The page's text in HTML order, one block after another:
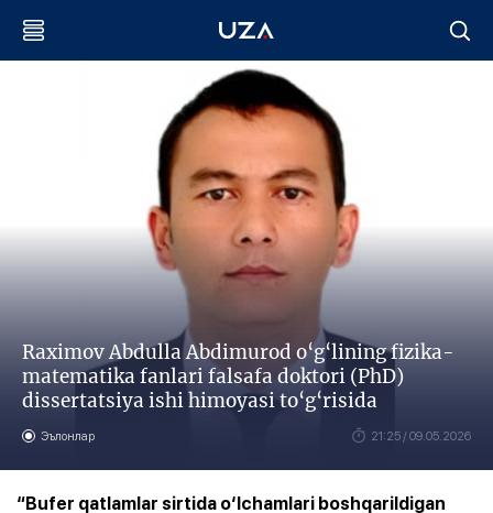
Raximov Abdulla Abdimurod o‘g‘lining fizika-
matematika fanlari falsafa doktori (PhD)
dissertatsiya ishi himoyasi to‘g‘risida
Эълонлар 21:25 / 09.05.2026
“Bufer qatlamlar sirtida o‘lchamlari boshqarildigan